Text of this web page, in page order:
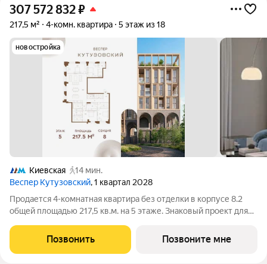
307 572 832₽
217,5 м² 4-комн. квартира 5 этаж из 18
новостройка
Киевская
14 мин.
Веспер Кутузовский, 1 квартал 2028
Продается 4-комнатная квартира без отделки в корпусе 8.2
общей площадью 217,5 кв.м. на 5 этаже. Знаковый проект для
площадью 3,7 га расположен на Кутузовском проспекте и
воплощает новую
Позвонить Позвоните мне